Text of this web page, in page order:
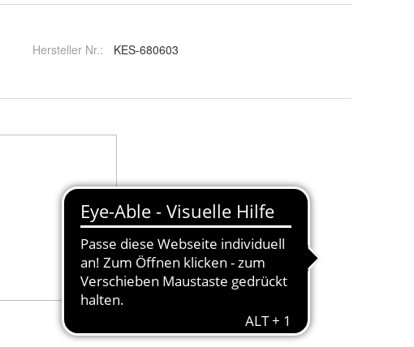
Hersteller Nr.: KES-680603